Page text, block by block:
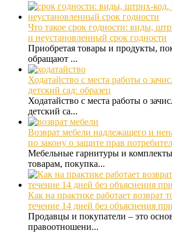
Что такое срок годности: виды,
и неустановленный срок годности
Приобретая товары и продукты,
обращают ...
Ходатайство с места работы о
детский сад: образец
Ходатайство с места работы о
детский са...
Возврат мебели надлежащего и
по закону о защите прав
Мебельные гарнитуры и комплекты
товарам, покупка...
Как на практике работает возврат
течение 14 дней без объяснения
Продавцы и покупатели – это
правоотношени...